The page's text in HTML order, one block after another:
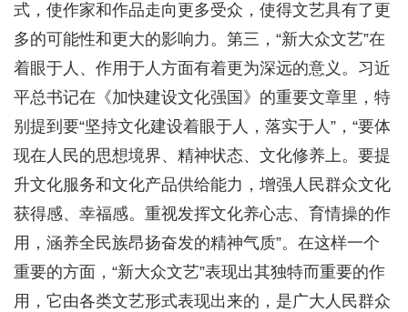
式，使作家和作品走向更多受众，使得文艺具有了更
多的可能性和更大的影响力。第三，“新大众文艺”在
着眼于人、作用于人方面有着更为深远的意义。习近
平总书记在《加快建设文化强国》的重要文章里，特
别提到要“坚持文化建设着眼于人，落实于人”，“要体
现在人民的思想境界、精神状态、文化修养上。要提
升文化服务和文化产品供给能力，增强人民群众文化
获得感、幸福感。重视发挥文化养心志、育情操的作
用，涵养全民族昂扬奋发的精神气质”。在这样一个
重要的方面，“新大众文艺”表现出其独特而重要的作
用，它由各类文艺形式表现出来的，是广大人民群众